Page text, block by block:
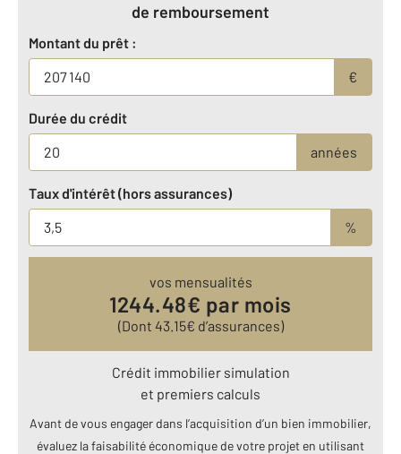
de remboursement
Montant du prêt :
€
Durée du crédit
années
Taux d'intérêt (hors assurances)
%
vos mensualités
1244.48€ par mois
(Dont 43.15€ d’assurances)
Crédit immobilier simulation
et premiers calculs
Avant de vous engager dans l’acquisition d’un bien immobilier,
évaluez la faisabilité économique de votre projet en utilisant